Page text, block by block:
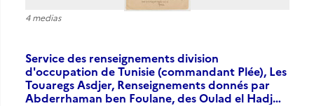
4 medias
Service des renseignements division
d'occupation de Tunisie (commandant Plée), Les
Touaregs Asdjer, Renseignements donnés par
Abderrhaman ben Foulane, des Oulad el Hadj…